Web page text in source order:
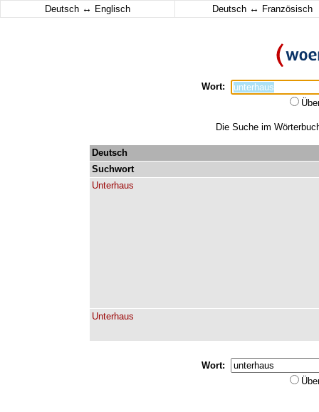
Deutsch ↔ Englisch Deutsch ↔ Französisch
Wort:
Die Suche im
Deutsch
Suchwort
Unterhaus
Unterhaus
Wort: